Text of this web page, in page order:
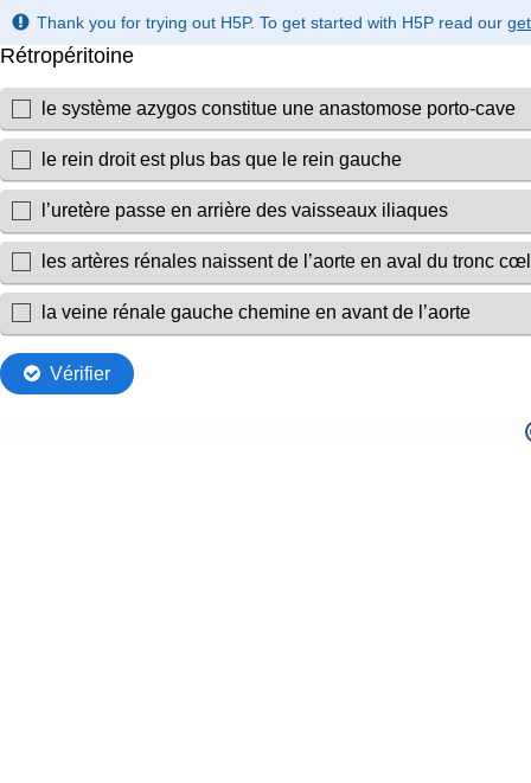
Thank you for trying out H5P. To get started with H5P read our
Rétropéritoine
le système azygos constitue une anastomose porto-cave
le rein droit est plus bas que le rein gauche
l’uretère passe en arrière des vaisseaux iliaques
les artères rénales naissent de l’aorte en aval du tronc
la veine rénale gauche chemine en avant de l’aorte
Vérifier